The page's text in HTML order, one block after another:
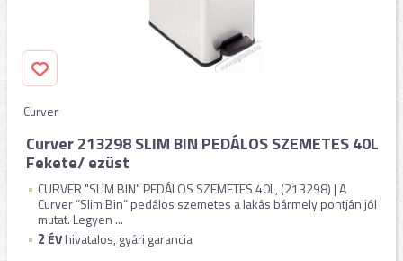
Curver
Curver 213298 SLIM BIN PEDÁLOS SZEMETES 40L
Fekete/ ezüst
CURVER "SLIM BIN" PEDÁLOS SZEMETES 40L, (213298) | A
Curver “Slim Bin” pedálos szemetes a lakás bármely pontján jól
mutat. Legyen ...
2 ÉVhivatalos, gyári garancia